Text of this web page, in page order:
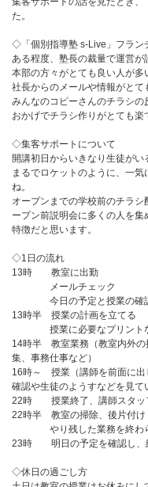
た。
◇「個別指導塾 s-Live」フラン
ある程度、塾長の裁量で運営が
本部の方々がとても良い人が多
社長からのメールや情報がとて
みんなのコピーさんのチラシの
おかげでチラシ作りがとても楽
◇集客サポートについて
開講初日からいきなり生徒がい
まるでロケットのように、一
ね。
オープンまでの学校前のチラ
ープン前説明会に多くの人を
特徴だと思います。
◇1日の流れ
13時 教室に出勤
メールチェック
今日の予定と授業の確
13時半 授業の計画を立てる
授業に必要なプリントな
14時半 教室業務（教室内外の
集、事務仕事など）
16時～ 授業（講師を前面に出
確認や生徒のようすなどを見て
22時 授業終了、講師スタッ
22時半 教室の掃除、後片付け
やり残した業務を終わ
23時 明日の予定を確認し、
◇休日の過ごし方